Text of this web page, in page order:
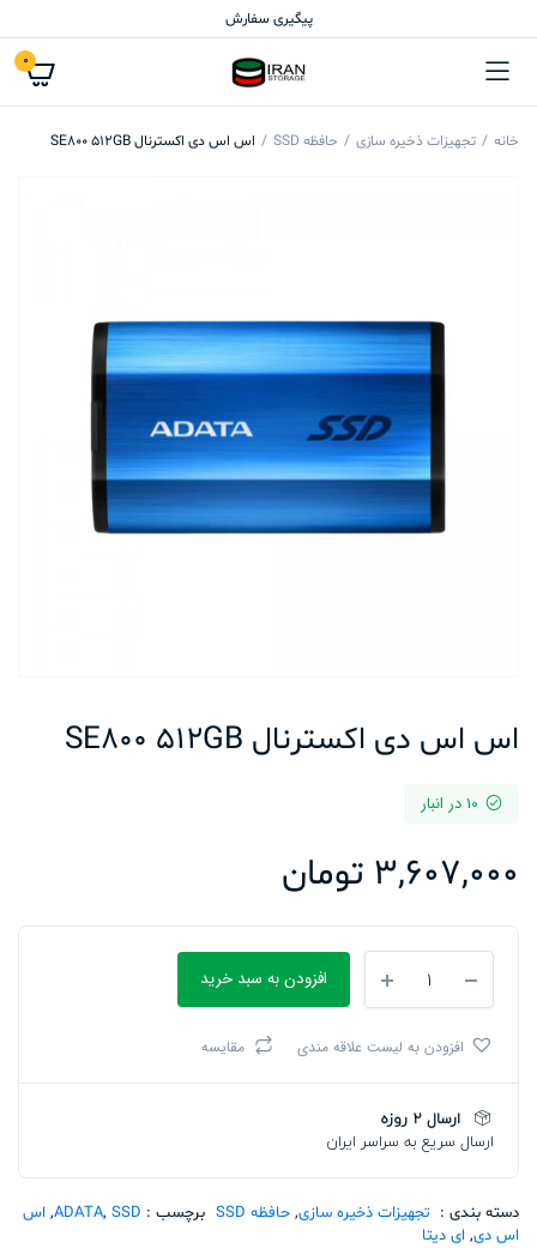
پیگیری سفارش
0
خانه تجهیزات ذخیره سازی حافظه SSD اس اس دی اکسترنال SE800 512GB
اس اس دی اکسترنال SE800 512GB
10 در انبار
3,607,000 تومان
دی
SE800
افزودن به سبد خرید
افزودن به لیست علاقه مندی مقایسه
ارسال 2 روزه
ارسال سریع به سراسر ایران
دسته بندی : تجهیزات ذخیره سازی, حافظه SSD برچسب : ADATA, SSD
, اس
اس دی, ای دیتا